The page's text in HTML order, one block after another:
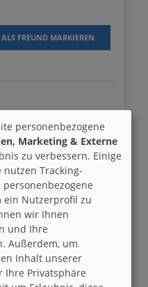
ALS FREUND MARKIEREN
personenbezogene
Marketing & Externe
zu verbessern. Einige
nutzen Tracking-
ein Nutzerprofil zu
wir Ihnen
und Ihre
Außerdem, um
Inhalt unserer
Ihre Privatsphäre